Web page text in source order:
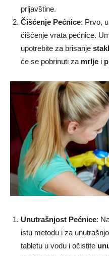
prljavštine.
Čišćenje Pećnice: Prvo,
čišćenje vrata pećnice.
upotrebite za brisanje
će se pobrinuti za mrlje i
Unutrašnjost Pećnice:
istu metodu i za
tabletu u vodu i očistite